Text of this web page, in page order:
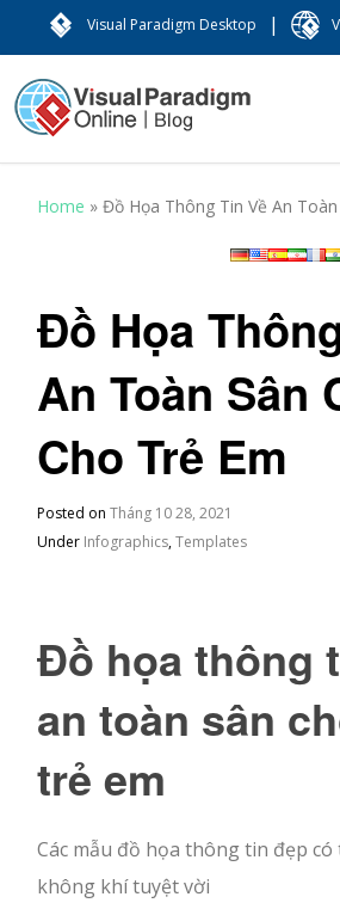
Visual Paradigm Desktop |
Home »Đồ Họa Thông Tin Về An
Đồ Họa
An Toàn Sân
Cho Trẻ Em
Posted onTháng 10 28, 2021
Under Infographics,Templates
Đồ họa thông
an toàn sân
trẻ em
Các mẫu đồ họa thông tin đẹp
không khí tuyệt vời